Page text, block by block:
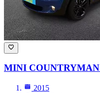
MINI COUNTRYMAN
2015